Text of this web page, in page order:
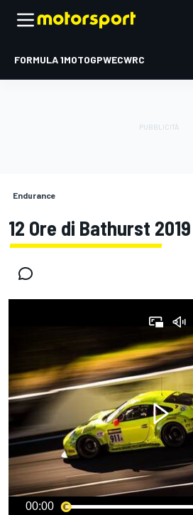
FORMULA 1MOTOGPWECWRC
Endurance
12 Ore di Bathurst 2019
00:00